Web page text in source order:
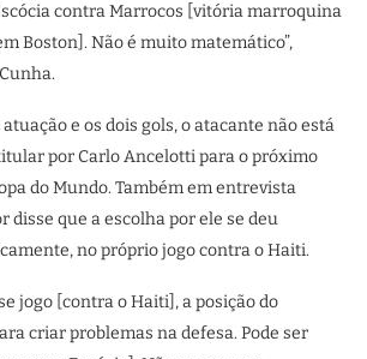
contra Marrocos [vitória marroquina
Boston]. Não é muito matemático”,
e os dois gols, o atacante não está
por Carlo Ancelotti para o próximo
do Mundo. Também em entrevista
disse que a escolha por ele se deu
no próprio jogo contra o Haiti.
jogo [contra o Haiti], a posição do
criar problemas na defesa. Pode ser